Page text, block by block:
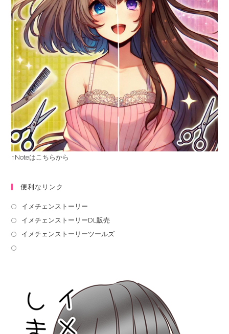
↑Noteはこちらから
便利なリンク
イメチェンストーリー
イメチェンストーリーDL販売
イメチェンストーリーツールズ